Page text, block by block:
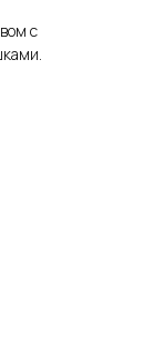
с